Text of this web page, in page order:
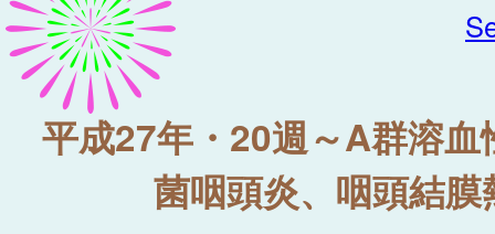
平成27年・20週～A群溶血
菌咽頭炎、咽頭結膜